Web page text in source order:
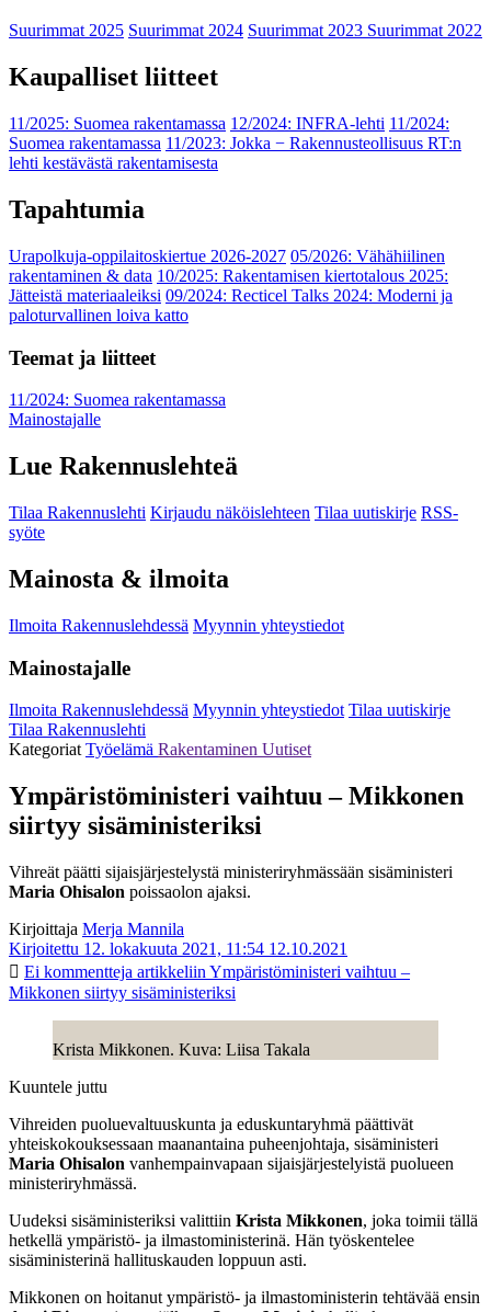
Suurimmat 2025 Suurimmat 2024 Suurimmat 2023 Suurimmat 2022
Kaupalliset liitteet
11/2025: Suomea rakentamassa 12/2024: INFRA-lehti 11/2024:
Suomea rakentamassa 11/2023: Jokka − Rakennusteollisuus RT:n
lehti kestävästä rakentamisesta
Tapahtumia
Urapolkuja-oppilaitoskiertue 2026-2027 05/2026: Vähähiilinen
rakentaminen & data 10/2025: Rakentamisen kiertotalous 2025:
Jätteistä materiaaleiksi 09/2024: Recticel Talks 2024: Moderni ja
paloturvallinen loiva katto
Teemat ja liitteet
11/2024: Suomea rakentamassa
Mainostajalle
Lue Rakennuslehteä
Tilaa Rakennuslehti Kirjaudu näköislehteen Tilaa uutiskirje RSS-
syöte
Mainosta & ilmoita
Ilmoita Rakennuslehdessä Myynnin yhteystiedot
Mainostajalle
Ilmoita Rakennuslehdessä Myynnin yhteystiedot Tilaa uutiskirje
Tilaa Rakennuslehti
KategoriatTyöelämä Rakentaminen Uutiset
Ympäristöministeri vaihtuu – Mikkonen
siirtyy sisäministeriksi
Vihreät päätti sijaisjärjestelystä ministeriryhmässään sisäministeri
Maria Ohisalon poissaolon ajaksi.
Kirjoittaja Merja Mannila
Kirjoitettu 12. lokakuuta 2021, 11:54 12.10.2021
Ei kommentteja artikkeliin Ympäristöministeri vaihtuu –
Mikkonen siirtyy sisäministeriksi
Krista Mikkonen. Kuva: Liisa Takala
Kuuntele juttu
Vihreiden puoluevaltuuskunta ja eduskuntaryhmä päättivät
yhteiskokouksessaan maanantaina puheenjohtaja, sisäministeri
Maria Ohisalon vanhempainvapaan sijaisjärjestelyistä puolueen
ministeriryhmässä.
Uudeksi sisäministeriksi valittiin Krista Mikkonen, joka toimii tällä
hetkellä ympäristö- ja ilmastoministerinä. Hän työskentelee
sisäministerinä hallituskauden loppuun asti.
Mikkonen on hoitanut ympäristö- ja ilmastoministerin tehtävää ensin